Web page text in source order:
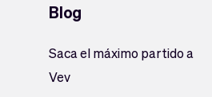
Blog
Saca el máximo partido a
Vev